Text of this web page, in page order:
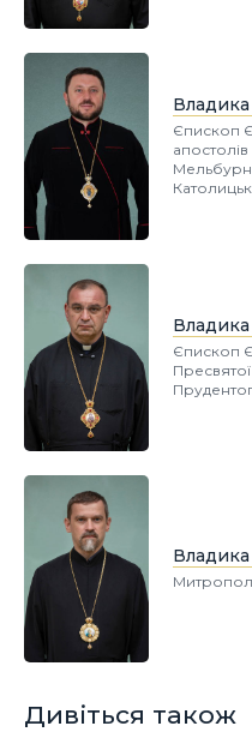
Єпископ
Мельбурн
Єпископ
Дивіться також